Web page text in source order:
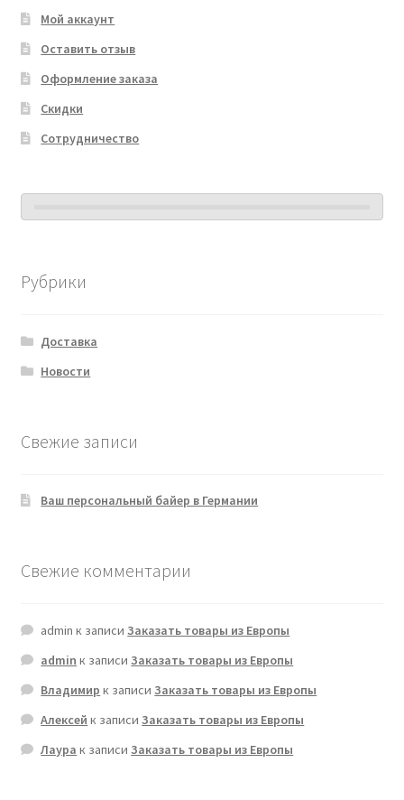
Мой аккаунт
Оставить отзыв
Оформление заказа
Скидки
Сотрудничество
Рубрики
Доставка
Новости
Свежие записи
Ваш персональный байер в Германии
Свежие комментарии
admin к записиЗаказать товары из Европы
admin к записиЗаказать товары из Европы
Владимир к записиЗаказать товары из Европы
Алексей к записиЗаказать товары из Европы
Лаура к записиЗаказать товары из Европы